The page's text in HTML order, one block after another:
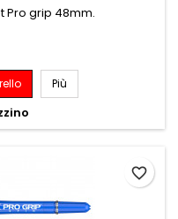
Pro grip 48mm.
Più
favorite_border